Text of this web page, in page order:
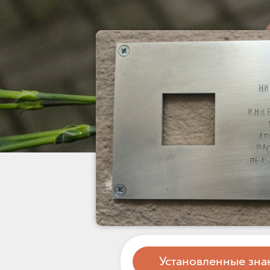
Установленные